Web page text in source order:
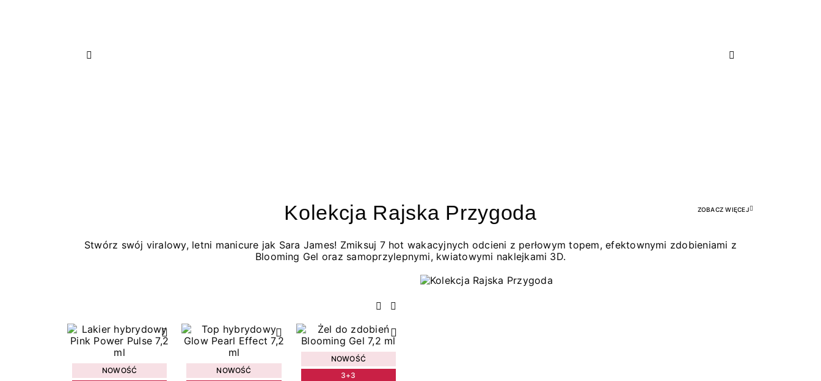
Kolekcja Rajska Przygoda ZOBACZ WIĘCEJ
Stwórz swój viralowy, letni manicure jak Sara James! Zmiksuj 7 hot wakacyjnych odcieni z perłowym topem, efektownymi zdobieniami z
Blooming Gel oraz samoprzylepnymi, kwiatowymi naklejkami 3D.
Poprzedni
Następny
NOWOŚĆ
NOWOŚĆ
NOWOŚĆ
3+3